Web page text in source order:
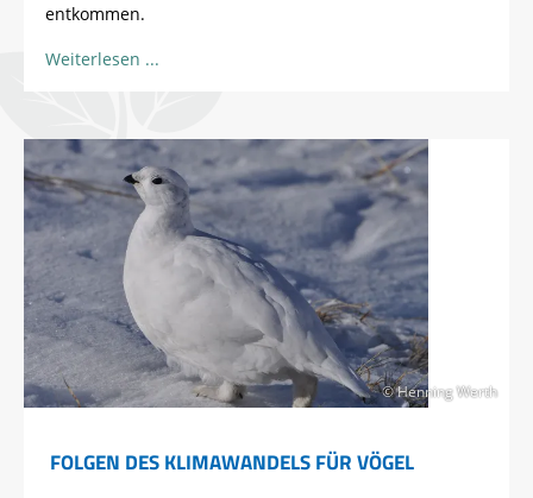
entkommen.
Weiterlesen
© Henning Werth
FOLGEN DES KLIMAWANDELS FÜR VÖGEL